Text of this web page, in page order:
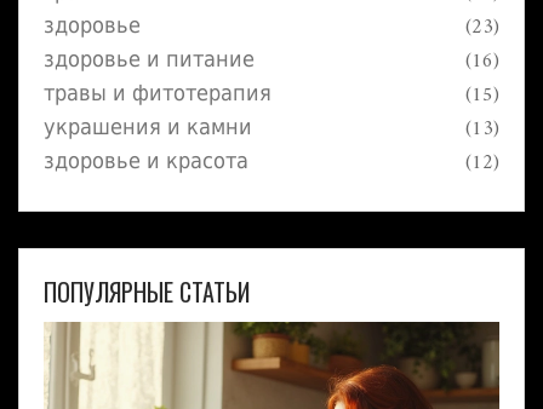
здоровье (23)
здоровье и питание (16)
травы и фитотерапия (15)
украшения и камни (13)
здоровье и красота (12)
ПОПУЛЯРНЫЕ СТАТЬИ